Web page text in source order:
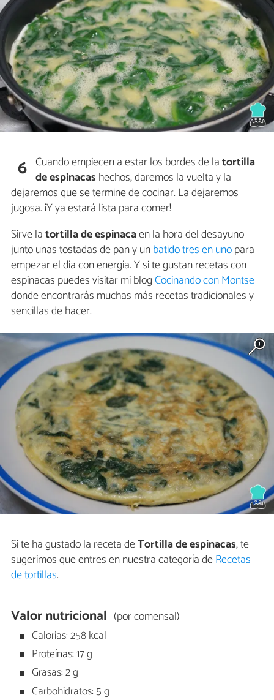
6 Cuando empiecen a estar los bordes de latortilla
de espinacas hechos, daremos la vuelta y la
dejaremos que se termine de cocinar. La dejaremos
jugosa. ¡Y ya estará lista para comer!
Sirve latortilla de espinacaen la hora del desayuno
junto unas tostadas de pan y unbatido tres en unopara
empezar el día con energía. Y si te gustan recetas con
espinacas puedes visitar mi blogCocinando con Montse
donde encontrarás muchas más recetas tradicionales y
sencillas de hacer.
Si te ha gustado la receta deTortilla de espinacas, te
sugerimos que entres en nuestra categoría deRecetas
de tortillas.
Valor nutricional (por comensal)
Calorías: 258 kcal
Proteínas: 17 g
Grasas: 2 g
Carbohidratos: 5 g